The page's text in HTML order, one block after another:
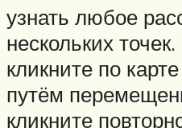
узнать любое
нескольких
кликните по
путём
кликните